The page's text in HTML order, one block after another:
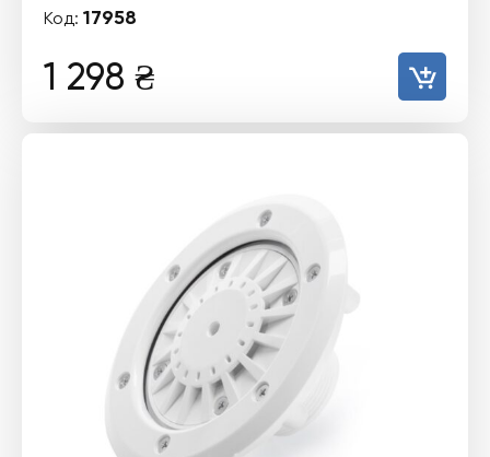
Код: 17958
1 298 ₴